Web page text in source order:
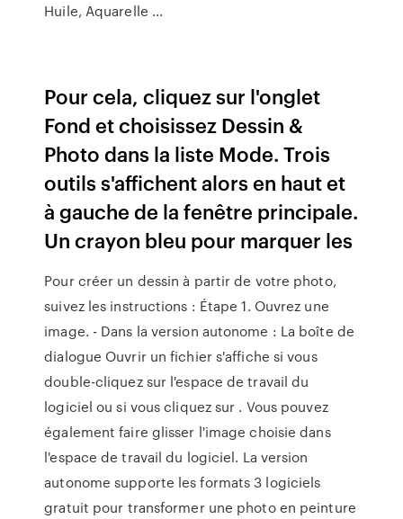
Huile, Aquarelle ...
Pour cela, cliquez sur l'onglet
Fond et choisissez Dessin &
Photo dans la liste Mode. Trois
outils s'affichent alors en haut et
à gauche de la fenêtre principale.
Un crayon bleu pour marquer les
Pour créer un dessin à partir de votre photo,
suivez les instructions : Étape 1. Ouvrez une
image. - Dans la version autonome : La boîte de
dialogue Ouvrir un fichier s'affiche si vous
double-cliquez sur l'espace de travail du
logiciel ou si vous cliquez sur . Vous pouvez
également faire glisser l'image choisie dans
l'espace de travail du logiciel. La version
autonome supporte les formats 3 logiciels
gratuit pour transformer une photo en peinture